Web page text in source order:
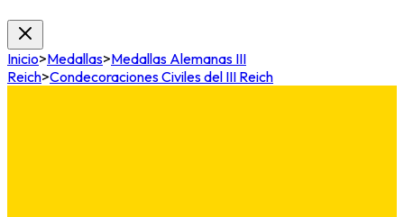
Inicio>Medallas>Medallas Alemanas III
Reich>Condecoraciones Civiles del III Reich